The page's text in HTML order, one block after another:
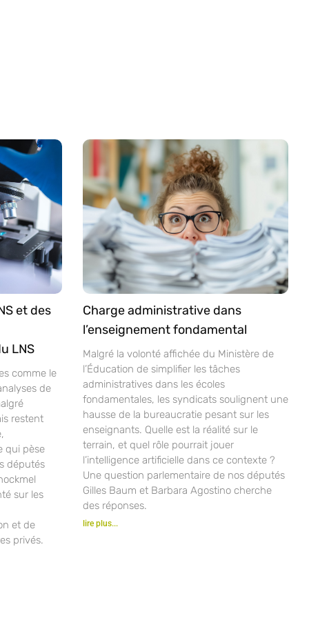
et des
LNS
comme le
de
restent
qui pèse
députés
sur les
et de
privés.
Charge administrative dans
l’enseignement fondamental
Malgré la volonté affichée du Ministère de
l’Éducation de simplifier les tâches
administratives dans les écoles
fondamentales, les syndicats soulignent une
hausse de la bureaucratie pesant sur les
enseignants. Quelle est la réalité sur le
terrain, et quel rôle pourrait jouer
l’intelligence artificielle dans ce contexte ?
Une question parlementaire de nos députés
Gilles Baum et Barbara Agostino cherche
des réponses.
lire plus...